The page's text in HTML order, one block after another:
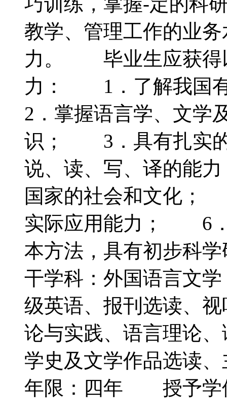
教学、管理工作的业
力。 毕业生应获得
力： 1．了解我国
2．掌握语言学、文学
识； 3．具有扎实的
说、读、写、译的能
国家的社会和文化；
实际应用能力； 6．
本方法，具有初步科
干学科：外国语言文
级英语、报刊选读、
论与实践、语言理论
学史及文学作品选读
年限：四年 授予学